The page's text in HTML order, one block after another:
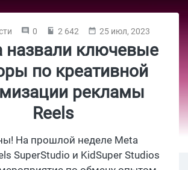
0 2 642 25 июл, 2023
назвали ключевые
по креативной
рекламы
Reels
На прошлой неделе Meta
SuperStudio и KidSuper Studios